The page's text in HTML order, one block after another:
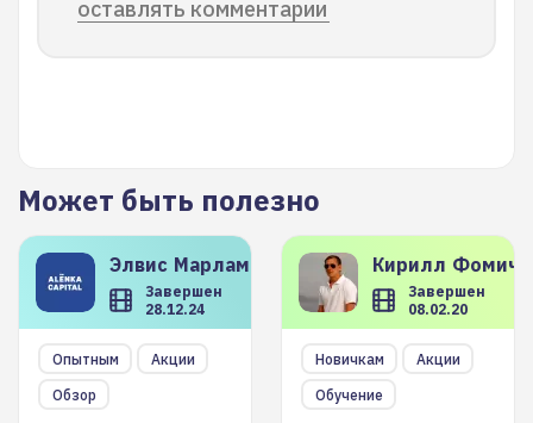
оставлять комментарии
Может быть полезно
Элвис Марламов
Завершен
28.12.24
Опытным
Акции
Обзор
Кирилл
Завершен
08.02.20
Новичкам
Акции
Обучение